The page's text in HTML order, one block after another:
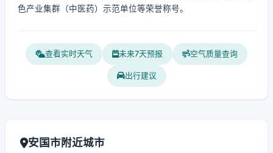
色产业集群（中医药）示范单位等荣誉称号。
查看实时天气 未来7天预报 空气质量查询
出行建议
安国市附近城市